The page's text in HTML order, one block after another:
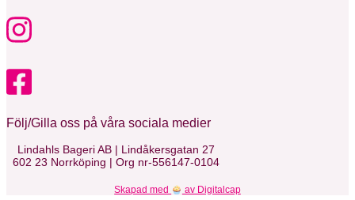
Följ/Gilla oss på våra sociala medier
Lindahls Bageri AB | Lindåkersgatan 27
602 23 Norrköping | Org nr-556147-0104
Skapad med av Digitalcap